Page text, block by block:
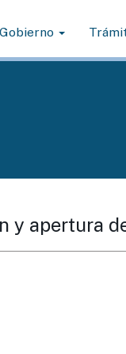
Gobierno
y apertura